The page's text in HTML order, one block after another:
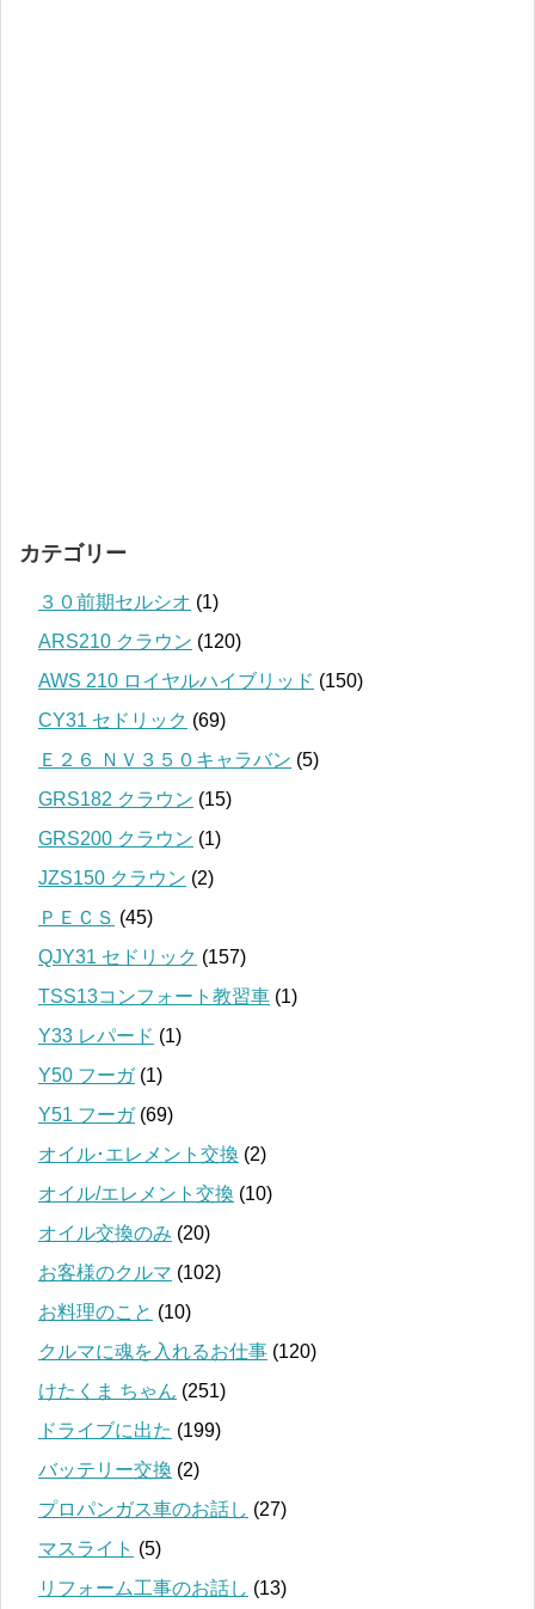
カテゴリー
３０前期セルシオ (1)
ARS210 クラウン (120)
AWS 210 ロイヤルハイブリッド (150)
CY31 セドリック (69)
Ｅ２６ ＮＶ３５０キャラバン (5)
GRS182 クラウン (15)
GRS200 クラウン (1)
JZS150 クラウン (2)
ＰＥＣＳ (45)
QJY31 セドリック (157)
TSS13コンフォート教習車 (1)
Y33 レパード (1)
Y50 フーガ(1)
Y51 フーガ(69)
オイル･エレメント交換 (2)
オイル/エレメント交換 (10)
オイル交換のみ (20)
お客様のクルマ (102)
お料理のこと (10)
クルマに魂を入れるお仕事 (120)
けたくま ちゃん (251)
ドライブに出た (199)
バッテリー交換 (2)
プロパンガス車のお話し (27)
マスライト (5)
リフォーム工事のお話し (13)